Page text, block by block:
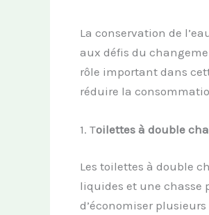
La conservation de
aux défis du
rôle important dans
réduire la
1. Toilettes à double c
Les toilettes à double
liquides et une chasse
d’économiser